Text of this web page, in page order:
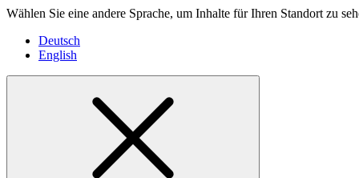
Wählen Sie eine andere Sprache, um Inhalte für Ihren Standort zu
Deutsch
English